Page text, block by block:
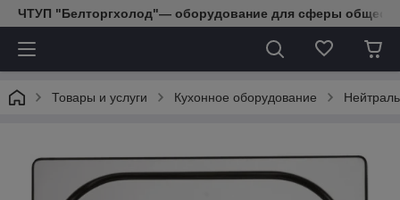
ЧТУП "Белторгхолод"— оборудование для сферы
Товары и услуги Кухонное оборудование